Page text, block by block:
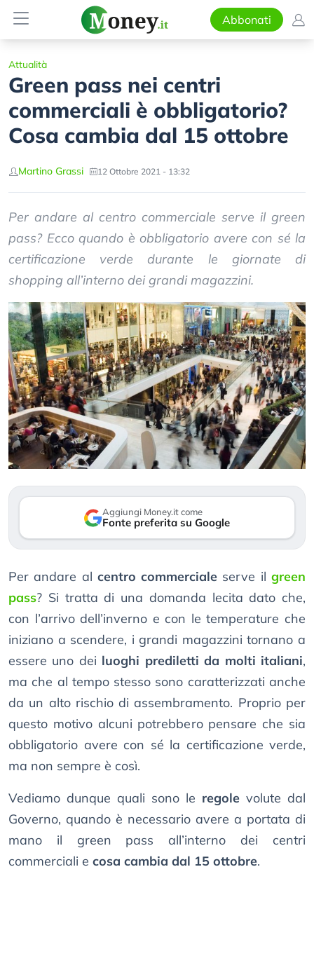
Abbonati
Attualità
Green pass nei centri
commerciali è obbligatorio?
Cosa cambia dal 15 ottobre
Martino Grassi 12 Ottobre 2021 - 13:32
Per andare al centro commerciale serve il green
pass? Ecco quando è obbligatorio avere con sé la
certificazione verde durante le giornate di
shopping all’interno dei grandi magazzini.
Aggiungi Money.it come
Fonte preferita su Google
Per andare al centro commerciale serve ilgreen
pass? Si tratta di una domanda lecita dato che,
con l’arrivo dell’inverno e con le temperature che
iniziano a scendere, i grandi magazzini tornano a
essere uno dei luoghi prediletti da molti italiani,
ma che al tempo stesso sono caratterizzati anche
da un alto rischio di assembramento. Proprio per
questo motivo alcuni potrebbero pensare che sia
obbligatorio avere con sé la certificazione verde,
ma non sempre è così.
Vediamo dunque quali sono le regole volute dal
Governo, quando è necessario avere a portata di
mano il green pass all’interno dei centri
commerciali e cosa cambia dal 15 ottobre.